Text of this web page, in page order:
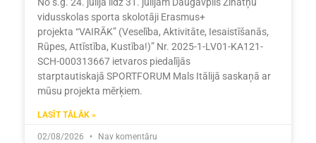
No š.g. 24. jūlija līdz 31. jūlijam Daugavpils Zinātņu
vidusskolas sporta skolotāji Erasmus+
projekta “VAIRĀK” (Veselība, Aktivitāte, Iesaistīšanās,
Rūpes, Attīstība, Kustība!)” Nr. 2025-1-LV01-KA121-
SCH-000313667 ietvaros piedalījās
starptautiskajā SPORTFORUM Mals Itālijā saskaņā ar
mūsu projekta mērķiem.
LASĪT TĀLĀK »
02/08/2026 Nav komentāru